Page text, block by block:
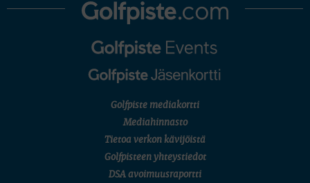
U.S. Women's Amateur Championship
English Boys' (U14) Open Amateur Stroke Play Championship
Eeli Krankka, Lionel Mutikainen
Kivitippu Classic Invitational 2026
SM-reikäpeli (M50/Kymen Golf)
7 (U18 ja U21/pojat/Tahko)
Golfpiste mediakortti
Mediahinnasto
Tietoa verkon kävijöistä
Golfpisteen yhteystiedot
DSA avoimuusraportti